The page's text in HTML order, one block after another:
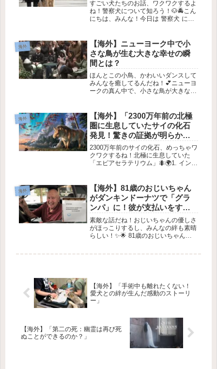
すごい犬たちのお話、ワクワクするよ
ね！警察犬について知ろう！🐶🚔こん
にちは、みんな！今日は 警察犬 につ
めに訓練された犬たちのことなんだ。
どの犬種が最適か知ってるかな？そ
れ...
海外
【海外】ニューヨーク中で小
さな鳥が生む大きな幸せの瞬
間とは？
ほんとこの小鳥、かわいいダンスして
みんなを癒してるんだね！💕ニューヨ
ークの真ん中で、小さな鳥が大きな喜
な場所、ブライアントパークで、最近
とっても不思議でかわいい「アメリ
カ...
海外
【海外】「2300万年前の北極
圏に生息していたサイの化石
発見！驚きの証拠が明らか
に」
2300万年前のサイの化石、めっちゃワ
クワクするね！北極に生息していた
「エピアセラテリウム」🐜🌍1. イント
サイの新種が発見されたんだって！こ
れは超クールな発見で、私たちに...
海外
【海外】81歳のおじいちゃん
がダンキンドーナツで「グラ
ンパ」に！彼が支払いをする
ことで店員が解雇された驚き
の理由とは？
素敵な話だね！おじいちゃんの優しさ
がほっこりするし、みんなの絆も素晴
らしい！✨🌟 81歳のおじいちゃんが
【海外】「手術中も離れたくない！
愛犬との絆が生んだ感動のストーリ
ー」
【海外】「第二の死：幽霊は再び死
ぬことができるのか？」